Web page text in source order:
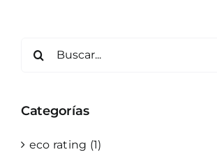
Categorías
eco rating (1)